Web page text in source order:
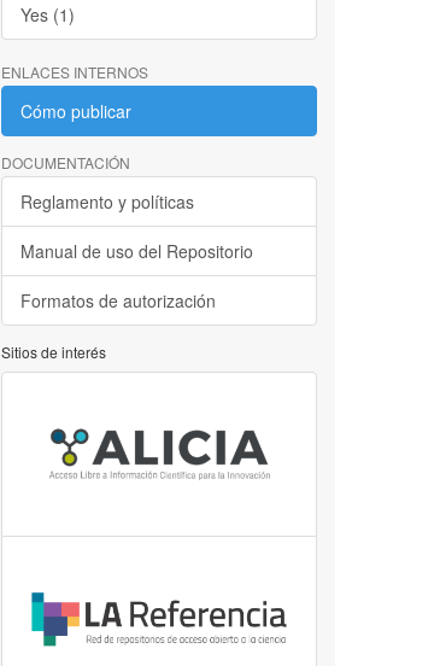
Yes (1)
ENLACES INTERNOS
Cómo publicar
DOCUMENTACIÓN
Reglamento y políticas
Manual de uso del Repositorio
Formatos de autorización
Sitios de interés